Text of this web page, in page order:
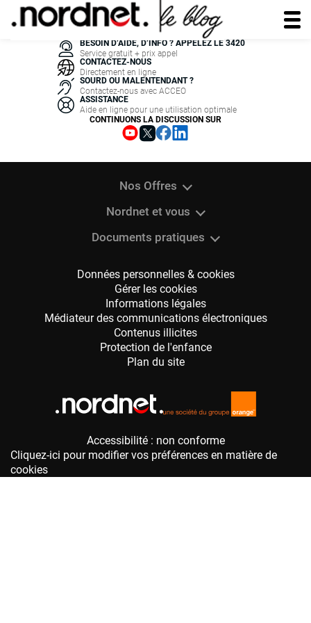
Accessibilité : non conforme
Cliquez-ici pour modifier vos préférences en matière de
cookies